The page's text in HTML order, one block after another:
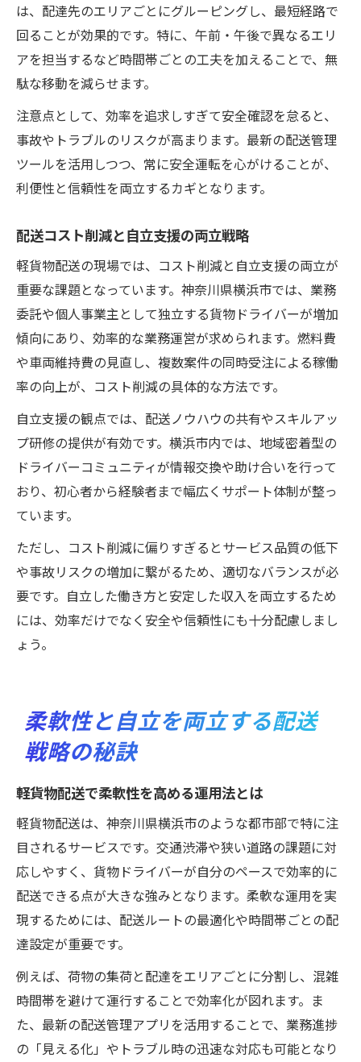
は、配達先のエリアごとにグルーピングし、最短経路で
回ることが効果的です。特に、午前・午後で異なるエリ
アを担当するなど時間帯ごとの工夫を加えることで、無
駄な移動を減らせます。
注意点として、効率を追求しすぎて安全確認を怠ると、
事故やトラブルのリスクが高まります。最新の配送管理
ツールを活用しつつ、常に安全運転を心がけることが、
利便性と信頼性を両立するカギとなります。
配送コスト削減と自立支援の両立戦略
軽貨物配送の現場では、コスト削減と自立支援の両立が
重要な課題となっています。神奈川県横浜市では、業務
委託や個人事業主として独立する貨物ドライバーが増加
傾向にあり、効率的な業務運営が求められます。燃料費
や車両維持費の見直し、複数案件の同時受注による稼働
率の向上が、コスト削減の具体的な方法です。
自立支援の観点では、配送ノウハウの共有やスキルアッ
プ研修の提供が有効です。横浜市内では、地域密着型の
ドライバーコミュニティが情報交換や助け合いを行って
おり、初心者から経験者まで幅広くサポート体制が整っ
ています。
ただし、コスト削減に偏りすぎるとサービス品質の低下
や事故リスクの増加に繋がるため、適切なバランスが必
要です。自立した働き方と安定した収入を両立するため
には、効率だけでなく安全や信頼性にも十分配慮しまし
ょう。
柔軟性と自立を両立する配送
戦略の秘訣
軽貨物配送で柔軟性を高める運用法とは
軽貨物配送は、神奈川県横浜市のような都市部で特に注
目されるサービスです。交通渋滞や狭い道路の課題に対
応しやすく、貨物ドライバーが自分のペースで効率的に
配送できる点が大きな強みとなります。柔軟な運用を実
現するためには、配送ルートの最適化や時間帯ごとの配
達設定が重要です。
例えば、荷物の集荷と配達をエリアごとに分割し、混雑
時間帯を避けて運行することで効率化が図れます。ま
た、最新の配送管理アプリを活用することで、業務進捗
の「見える化」やトラブル時の迅速な対応も可能となり